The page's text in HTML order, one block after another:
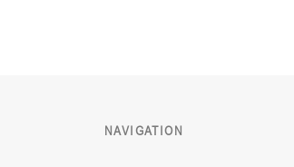
NAVIGATION